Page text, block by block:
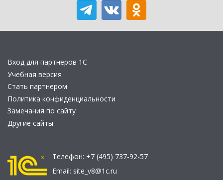
Вход для партнеров 1С
Учебная версия
Стать партнером
Политика конфиденциальности
Замечания по сайту
Другие сайты
Телефон: +7 (495) 737-92-57
Email: site_v8@1c.ru